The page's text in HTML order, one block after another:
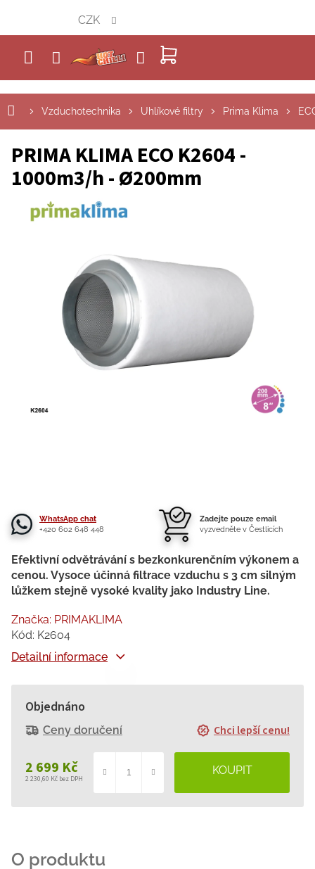
obsah
NÁKUPNÍ
KOŠÍK
CZK
Vzduchotechnika Uhlíkové filtry Prima Klima
PRIMA KLIMA ECO K2604 -
1000m3/h - Ø200mm
WhatsApp chat
+420 602 648 448
Zadejte pouze email
vyzvedněte v Čestlicích
2 699 Kč
2 230,60 Kč bez DPH
cena:
Objednáno
Ceny doručení Chci lepší cenu!
Efektivní odvětrávání s bezkonkurenčním výkonem a
cenou. Vysoce účinná filtrace vzduchu s 3 cm silným
lůžkem stejně vysoké kvality jako Industry Line.
Detailní informace
Značka: PRIMAKLIMA
Kód: K2604